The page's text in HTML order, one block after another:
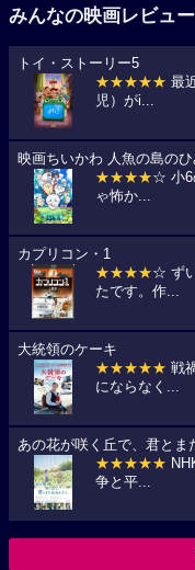
みんなの映画レビュー
トイ・ストーリー5
★★★★★ 最
児）がi...
映画ちいかわ 人魚の島のひ
★★★★☆ 小6
ゃ怖か...
カプリコン・1
★★★★☆ ず
たです。作...
大統領のケーキ
★★★★★ 戦
にならなく...
あの花が咲く丘で、君とま
★★★★★
争と平...